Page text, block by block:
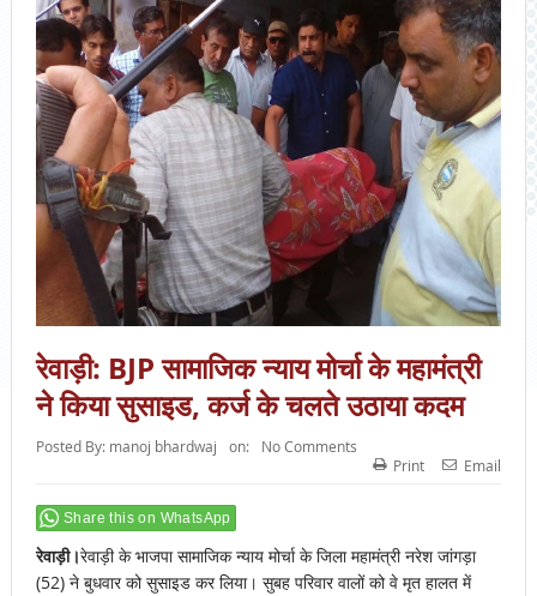
रेवाड़ी: BJP सामाजिक न्याय मोर्चा के महामंत्री
ने किया सुसाइड, कर्ज के चलते उठाया कदम
Posted By: manoj bhardwaj on:
No Comments
Print
Email
Share this on WhatsApp
रेवाड़ी।रेवाड़ी के भाजपा सामाजिक न्याय मोर्चा के जिला महामंत्री नरेश जांगड़ा
(52) ने बुधवार को सुसाइड कर लिया। सुबह परिवार वालों को वे मृत हालत में